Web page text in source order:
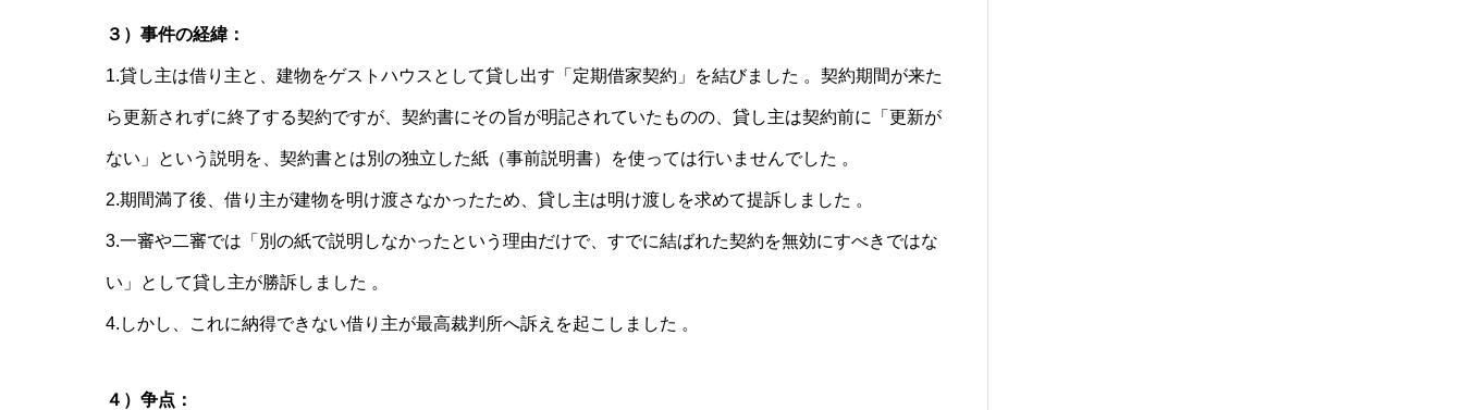
３）事件の経緯：
1.貸し主は借り主と、建物をゲストハウスとして貸し出す「定期借家契約」を結びました 。契約期間が来た
ら更新されずに終了する契約ですが、契約書にその旨が明記されていたものの、貸し主は契約前に「更新が
ない」という説明を、契約書とは別の独立した紙（事前説明書）を使っては行いませんでした 。
2.期間満了後、借り主が建物を明け渡さなかったため、貸し主は明け渡しを求めて提訴しました 。
3.一審や二審では「別の紙で説明しなかったという理由だけで、すでに結ばれた契約を無効にすべきではな
い」として貸し主が勝訴しました 。
4.しかし、これに納得できない借り主が最高裁判所へ訴えを起こしました 。
４）争点：